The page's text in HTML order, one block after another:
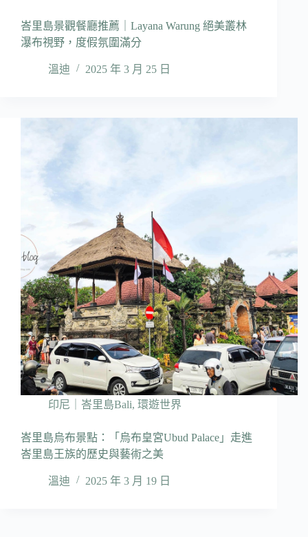
峇里島景觀餐廳推薦｜Layana Warung 絕美叢林
瀑布視野，度假氛圍滿分
溫迪 2025 年 3 月 25 日
印尼｜峇里島Bali, 環遊世界
峇里島烏布景點：「烏布皇宮Ubud Palace」走進
峇里島王族的歷史與藝術之美
溫迪 2025 年 3 月 19 日